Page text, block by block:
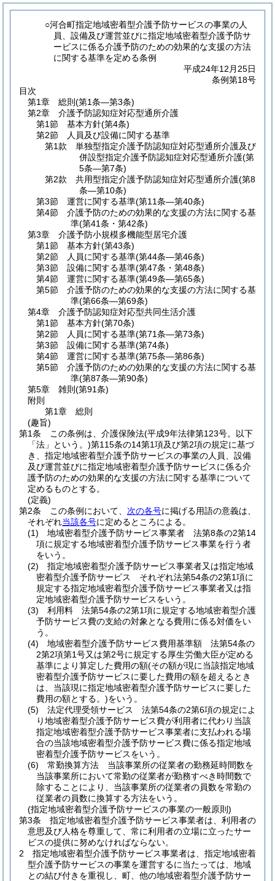
○河合町指定地域密着型介護予防サービスの事業の人
員、設備及び運営並びに指定地域密着型介護予防サ
ービスに係る介護予防のための効果的な支援の方法
に関する基準を定める条例
平成24年12月25日
条例第18号
目次
第1章
総則 (第1条―第3条)
第2章
介護予防認知症対応型通所介護
第1節
基本方針(第4条)
第2節
人員及び設備に関する基準
第1款
単独型指定介護予防認知症対応型通所介護及び
併設型指定介護予防認知症対応型通所介護(第
5条―第7条)
第2款
共用型指定介護予防認知症対応型通所介護(第8
条―第10条)
第3節
運営に関する基準(第11条―第40条)
第4節
介護予防のための効果的な支援の方法に関する基
準(第41条・第42条)
第3章
介護予防小規模多機能型居宅介護
第1節
基本方針(第43条)
第2節
人員に関する基準(第44条―第46条)
第3節
設備に関する基準(第47条・第48条)
第4節
運営に関する基準(第49条―第65条)
第5節
介護予防のための効果的な支援の方法に関する基
準(第66条―第69条)
第4章
介護予防認知症対応型共同生活介護
第1節
基本方針(第70条)
第2節
人員に関する基準(第71条―第73条)
第3節
設備に関する基準(第74条)
第4節
運営に関する基準(第75条―第86条)
第5節
介護予防のための効果的な支援の方法に関する基
準(第87条―第90条)
第5章
雑則 (第91条)
附則
第1章
総則
(趣旨)
第1条
この条例は、介護保険法(平成9年法律第123号。以下
「法」という。)第115条の14第1項及び第2項の規定に基づ
き、指定地域密着型介護予防サービスの事業の人員、設備
及び運営並びに指定地域密着型介護予防サービスに係る介
護予防のための効果的な支援の方法に関する基準について
定めるものとする。
(定義)
第2条
この条例において、 次の各号に掲げる用語の意義は、
それぞれ当該各号に定めるところによる。
(1)
地域密着型介護予防サービス事業者 法第8条の2第14
項に規定する地域密着型介護予防サービス事業を行う者
をいう。
(2)
指定地域密着型介護予防サービス事業者又は指定地域
密着型介護予防サービス それぞれ法第54条の2第1項に
規定する指定地域密着型介護予防サービス事業者又は指
定地域密着型介護予防サービスをいう。
(3)
利用料 法第54条の2第1項に規定する地域密着型介護
予防サービス費の支給の対象となる費用に係る対価をい
う。
(4)
地域密着型介護予防サービス費用基準額 法第54条の
2第2項第1号又は第2号に規定する厚生労働大臣が定める
基準により算定した費用の額(その額が現に当該指定地域
密着型介護予防サービスに要した費用の額を超えるとき
は、当該現に指定地域密着型介護予防サービスに要した
費用の額とする。)をいう。
(5)
法定代理受領サービス 法第54条の2第6項の規定によ
り地域密着型介護予防サービス費が利用者に代わり当該
指定地域密着型介護予防サービス事業者に支払われる場
合の当該地域密着型介護予防サービス費に係る指定地域
密着型介護予防サービスをいう。
(6)
常勤換算方法 当該事業所の従業者の勤務延時間数を
当該事業所において常勤の従業者が勤務すべき時間数で
除することにより、当該事業所の従業者の員数を常勤の
従業者の員数に換算する方法をいう。
(指定地域密着型介護予防サービスの事業の一般原則)
第3条
指定地域密着型介護予防サービス事業者は、利用者の
意思及び人格を尊重して、常に利用者の立場に立ったサー
ビスの提供に努めなければならない。
2
指定地域密着型介護予防サービス事業者は、指定地域密着
型介護予防サービスの事業を運営するに当たっては、地域
との結び付きを重視し、町、他の地域密着型介護予防サー